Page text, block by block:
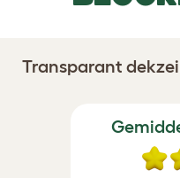
Transparant